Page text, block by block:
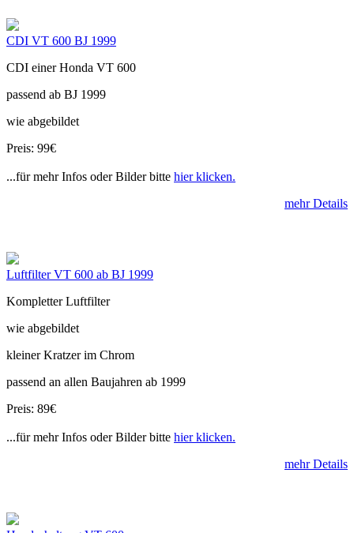
CDI VT 600 BJ 1999
CDI einer Honda VT 600
passend ab BJ 1999
wie abgebildet
Preis: 99€
...für mehr Infos oder Bilder bitte hier klicken.
mehr Details
Luftfilter VT 600 ab BJ 1999
Kompletter Luftfilter
wie abgebildet
kleiner Kratzer im Chrom
passend an allen Baujahren ab 1999
Preis: 89€
...für mehr Infos oder Bilder bitte hier klicken.
mehr Details